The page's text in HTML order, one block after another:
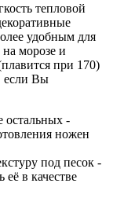
тепловой
удобным для
морозе и
при 170)
если Вы
-
ножен
под песок -
в качестве